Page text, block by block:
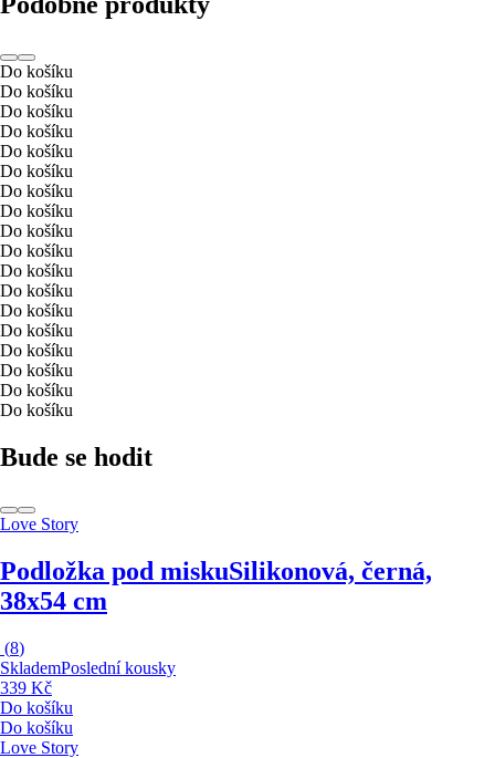
Do košíku
Do košíku
Do košíku
Do košíku
Do košíku
Do košíku
Do košíku
Do košíku
Do košíku
Do košíku
Do košíku
Do košíku
Do košíku
Do košíku
Do košíku
Do košíku
Do košíku
Do košíku
Bude se hodit
Love Story
Podložka pod miskuSilikonová, černá,
38x54 cm
(8)
SklademPoslední kousky
339 Kč
Do košíku
Do košíku
Love Story